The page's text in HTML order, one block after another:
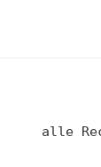
alle